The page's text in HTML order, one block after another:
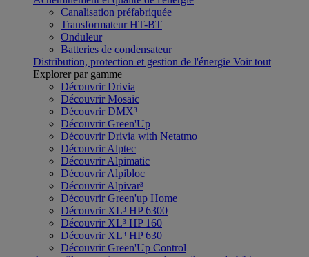
Canalisation préfabriquée
Transformateur HT-BT
Onduleur
Batteries de condensateur
Distribution, protection et gestion de l'énergie Voir tout
Explorer par gamme
Découvrir Drivia
Découvrir Mosaic
Découvrir DMX³
Découvrir Green'Up
Découvrir Drivia with Netatmo
Découvrir Alptec
Découvrir Alpimatic
Découvrir Alpibloc
Découvrir Alpivar³
Découvrir Green'up Home
Découvrir XL³ HP 6300
Découvrir XL³ HP 160
Découvrir XL³ HP 630
Découvrir Green'Up Control